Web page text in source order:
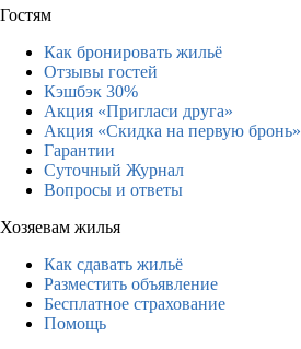
Гостям
Как бронировать жильё
Отзывы гостей
Кэшбэк 30%
Акция «Пригласи друга»
Акция «Скидка на первую бронь»
Гарантии
Суточный Журнал
Вопросы и ответы
Хозяевам жилья
Как сдавать жильё
Разместить объявление
Бесплатное страхование
Помощь